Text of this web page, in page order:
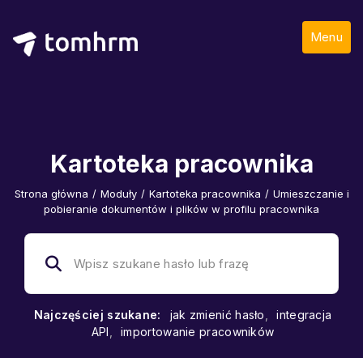
Menu
Kartoteka pracownika
Strona główna / Moduły / Kartoteka pracownika / Umieszczanie i
pobieranie dokumentów i plików w profilu pracownika
Najczęściej szukane: jak zmienić hasło
integracja
API
importowanie pracowników